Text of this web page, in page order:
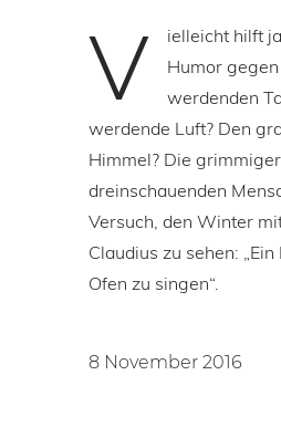
V
ielleicht hilft
Humor
werdenden
werdende Luft? Den
Himmel? Die grimmiger
dreinschauenden
Versuch, den Winter
Claudius zu sehen:
Ofen zu singen“.
8 November 2016